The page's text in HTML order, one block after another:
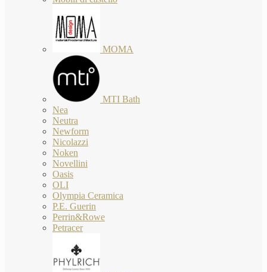
MOMA
MTI Bath
Nea
Neutra
Newform
Nicolazzi
Noken
Novellini
Oasis
OLI
Olympia Ceramica
P.E. Guerin
Perrin&Rowe
Petracer